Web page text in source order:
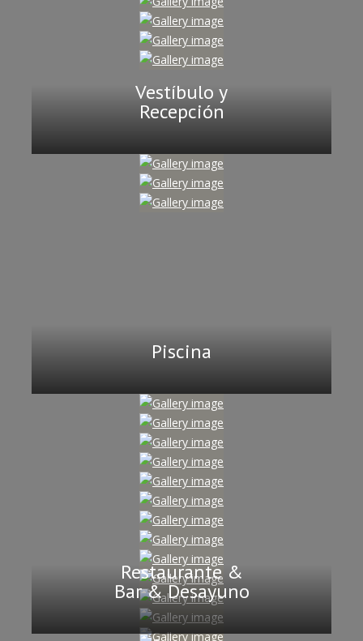
Vestíbulo y
Recepción
Piscina
Restaurante &
Bar & Desayuno